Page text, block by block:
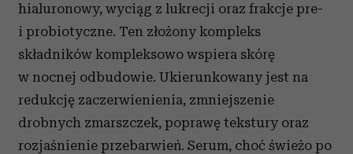
hialuronowy, wyciąg z lukrecji oraz frakcje pre-
i probiotyczne. Ten złożony kompleks
składników kompleksowo wspiera skórę
w nocnej odbudowie. Ukierunkowany jest na
redukcję zaczerwienienia, zmniejszenie
drobnych zmarszczek, poprawę tekstury oraz
rozjaśnienie przebarwień. Serum, choć świeżo po